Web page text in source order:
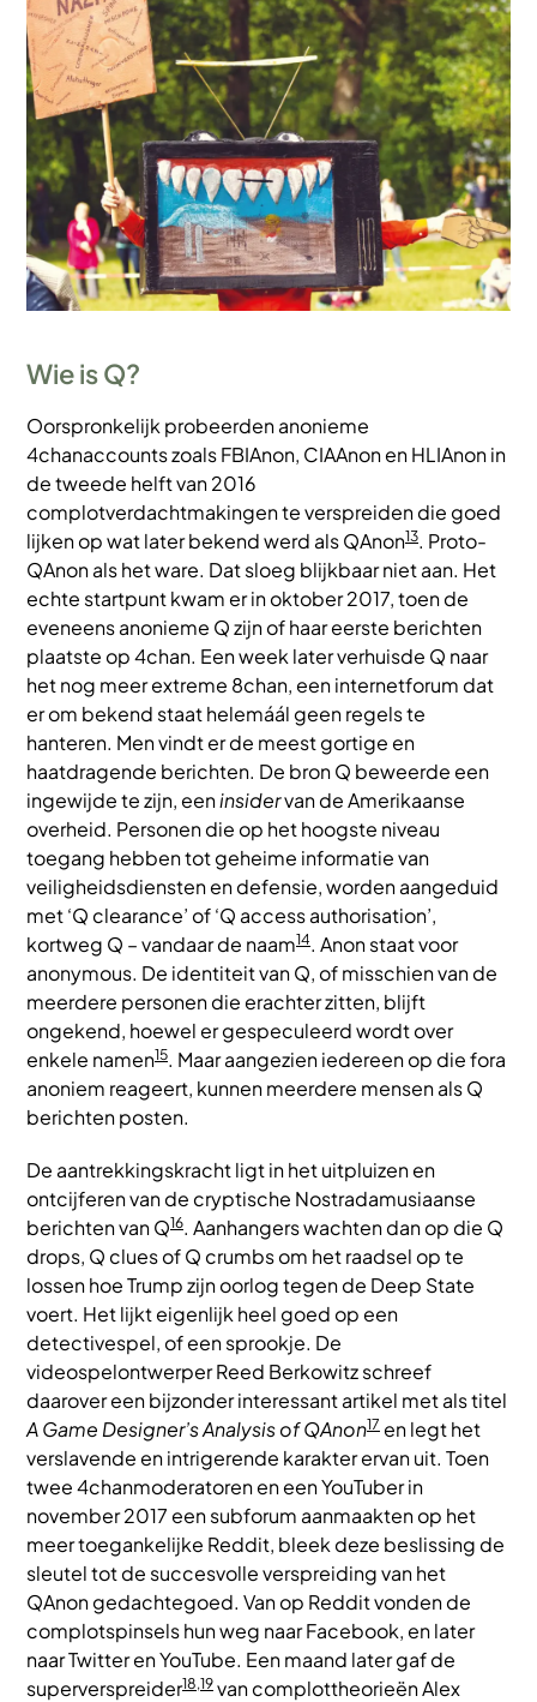
Wie is Q?
Oorspronkelijk probeerden anonieme
4chanaccounts zoals FBIAnon, CIAAnon en HLIAnon in
de tweede helft van 2016
complotverdachtmakingen te verspreiden die goed
lijken op wat later bekend werd als QAnon13. Proto-
QAnon als het ware. Dat sloeg blijkbaar niet aan. Het
echte startpunt kwam er in oktober 2017, toen de
eveneens anonieme Q zijn of haar eerste berichten
plaatste op 4chan. Een week later verhuisde Q naar
het nog meer extreme 8chan, een internetforum dat
er om bekend staat helemáál geen regels te
hanteren. Men vindt er de meest gortige en
haatdragende berichten. De bron Q beweerde een
ingewijde te zijn, eeninsidervan de Amerikaanse
overheid. Personen die op het hoogste niveau
toegang hebben tot geheime informatie van
veiligheidsdiensten en defensie, worden aangeduid
met ‘Q clearance’ of ‘Q access authorisation’,
kortweg Q – vandaar de naam14. Anon staat voor
anonymous. De identiteit van Q, of misschien van de
meerdere personen die erachter zitten, blijft
ongekend, hoewel er gespeculeerd wordt over
enkele namen15. Maar aangezien iedereen op die fora
anoniem reageert, kunnen meerdere mensen als Q
berichten posten.
De aantrekkingskracht ligt in het uitpluizen en
ontcijferen van de cryptische Nostradamusiaanse
berichten van Q16. Aanhangers wachten dan op die Q
drops, Q clues of Q crumbs om het raadsel op te
lossen hoe Trump zijn oorlog tegen de Deep State
voert. Het lijkt eigenlijk heel goed op een
detectivespel, of een sprookje. De
videospelontwerper Reed Berkowitz schreef
daarover een bijzonder interessant artikel met als titel
A Game Designer’s Analysis of QAnon17 en legt het
verslavende en intrigerende karakter ervan uit. Toen
twee 4chanmoderatoren en een YouTuber in
november 2017 een subforum aanmaakten op het
meer toegankelijke Reddit, bleek deze beslissing de
sleutel tot de succesvolle verspreiding van het
QAnon gedachtegoed. Van op Reddit vonden de
complotspinsels hun weg naar Facebook, en later
naar Twitter en YouTube. Een maand later gaf de
superverspreider18,19 van complottheorieën Alex